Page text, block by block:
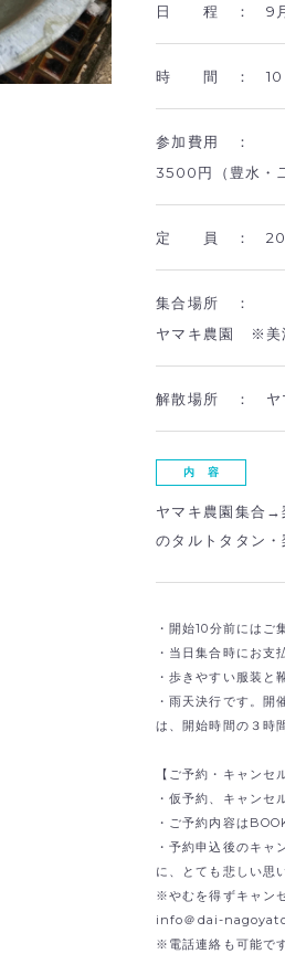
日 程 ：9
時 間 ：
参加費用 ：
3500円（豊水・
定 員 ：
集合場所 ：
ヤマキ農園 ※美
解散場所 ：
内 容
ヤマキ農園集合
のタルトタタン
・開始10分前にはご
・当日集合時にお支
・歩きやすい服装と
・雨天決行です。開
は、開始時間の３時
【ご予約・キャンセ
・仮予約、キャンセ
・ご予約内容は
・予約申込後のキャ
に、とても悲しい思
※やむを得ずキャン
info＠dai-
※電話連絡も可能で